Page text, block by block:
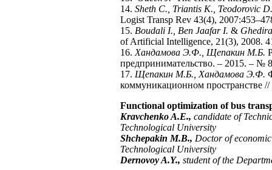
14. Sheth C., Triantis K., Teodorovic D.
Logist Transp Rev 43(4),
15. Boudali I., Ben Jaafar I. &
of Artificial Intelligence, 21(3), 2008.
16.Хандамова Э.Ф., Щепакин М.Б.
предпринимательство. – 2015. – №
17. Щепакин М.Б., Хандамова Э.Ф.
коммуникационном пространстве
Functional optimization of bus
Kravchenko A.Е., саndidate of
Technological University
Shchepakin M.B., Doctor of
Technological University
Dernovoy A.Y., student of the